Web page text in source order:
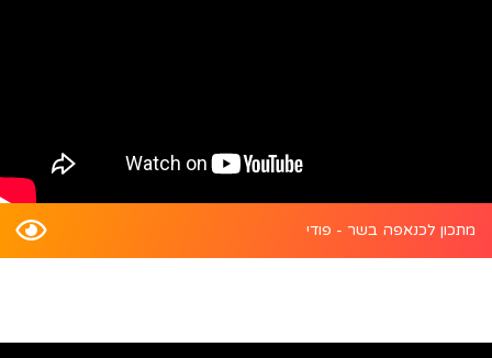
מתכון לכנאפה בשר - פודי